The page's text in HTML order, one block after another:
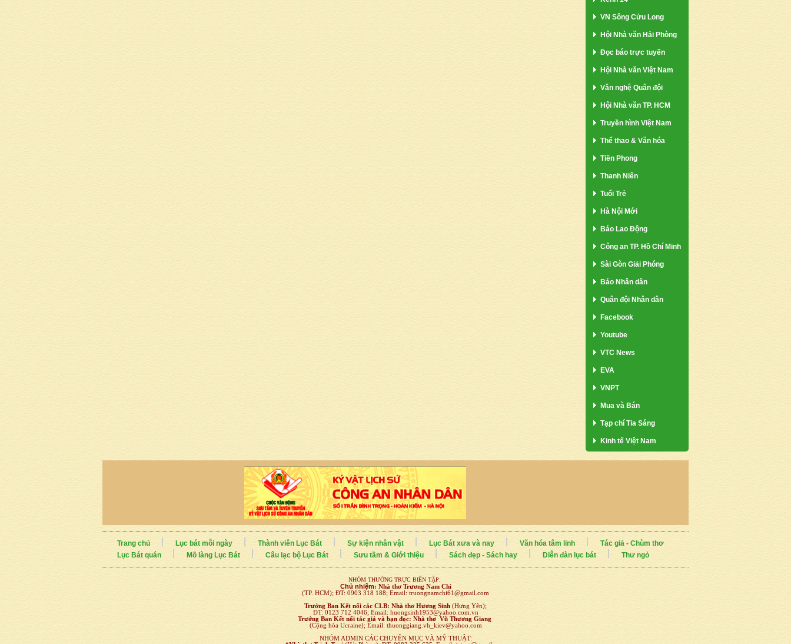
VN Sông Cửu Long
Hội Nhà văn Hải Phòng
Đọc báo trực tuyến
Hội Nhà văn Việt Nam
Văn nghệ Quân đội
Hội Nhà văn TP. HCM
Truyền hình Việt Nam
Thể thao & Văn hóa
Tiền Phong
Thanh Niên
Tuổi Trẻ
Hà Nội Mới
Báo Lao Động
Công an TP. Hồ Chí Minh
Sài Gòn Giải Phóng
Báo Nhân dân
Quân đội Nhân dân
Facebook
Youtube
VTC News
EVA
VNPT
Mua và Bán
Tạp chí Tia Sáng
Kinh tế Việt Nam
Trang chủ Lục bát mỗi ngày Thành viên Lục Bát Sự kiện nhân vật Lục Bát xưa và nay Văn hóa tâm linh
Tác giả - Chùm thơ
Lục Bát quán
Mõ làng Lục Bát Câu lạc bộ Lục Bát Sưu tầm & Giới thiệu Sách đẹp - Sách hay Diễn đàn lục bát Thư ngỏ
NHÓM THƯỜNG TRỰC BIÊN TẬP:
Chủ nhiệm: Nhà thơ Trương Nam Chi
(TP. HCM); ĐT: 0903 318 188; Email: truongnamchi61@gmail.com
Trưởng Ban Kết nối các CLB: Nhà thơ Hương Sinh (Hưng Yên);
ĐT: 0123 712 4046; Email: huongsinh1953@yahoo.com.vn
Trưởng Ban Kết nối tác giả và bạn đọc: Nhà thơ Vũ Thương Giang
(Cộng hòa Ucraine); Email: thuonggiang.vh_kiev@yahoo.com
NHÓM ADMIN CÁC CHUYÊN MỤC VÀ MỸ THUẬT: